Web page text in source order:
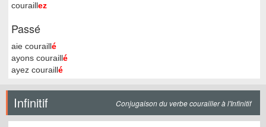
couraillez
Passé
aie couraillé
ayons couraillé
ayez couraillé
Infinitif Conjugaison du verbe courailler à l'Infinitif